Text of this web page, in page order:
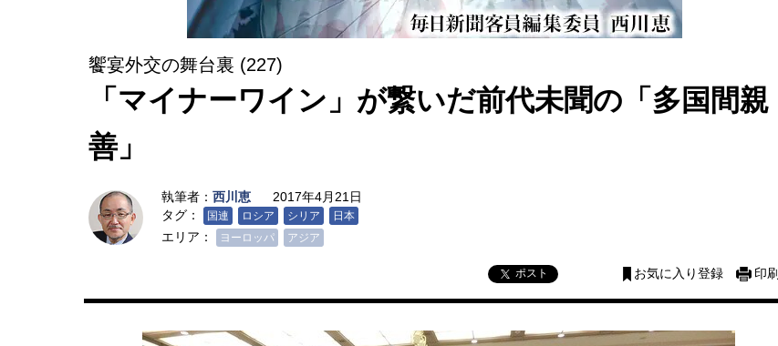
饗宴外交の舞台裏 (227)
「マイナーワイン」が繋いだ前代未聞の「多国間親
善」
執筆者： 西川恵
2017年4月21日
タグ：
国連 ロシア シリア 日本
エリア： ヨーロッパ アジア
ポスト お気に入り登録 印刷